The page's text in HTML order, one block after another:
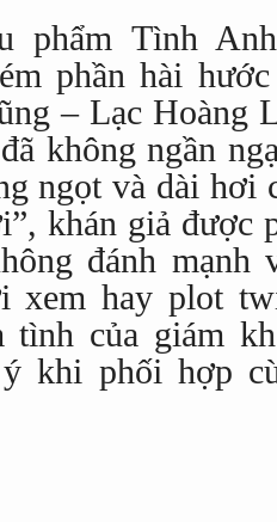
phẩm Tình
phần hài
– Lạc Hoàng
không ngần
ngọt và dài hơi
khán giả được
đánh mạnh
xem hay plot
tình của giám
khi phối hợp